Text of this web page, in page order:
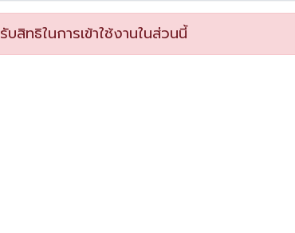
สิทธิในการเข้าใช้งานในส่วนนี้